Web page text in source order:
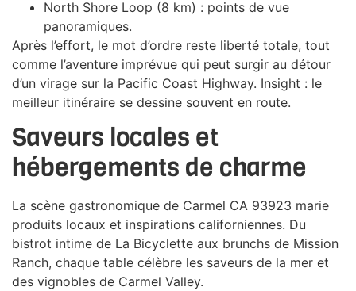
North Shore Loop (8 km) : points de vue
panoramiques.
Après l’effort, le mot d’ordre reste liberté totale, tout
comme l’aventure imprévue qui peut surgir au détour
d’un virage sur la Pacific Coast Highway. Insight : le
meilleur itinéraire se dessine souvent en route.
Saveurs locales et
hébergements de charme
La scène gastronomique de Carmel CA 93923 marie
produits locaux et inspirations californiennes. Du
bistrot intime de La Bicyclette aux brunchs de Mission
Ranch, chaque table célèbre les saveurs de la mer et
des vignobles de Carmel Valley.